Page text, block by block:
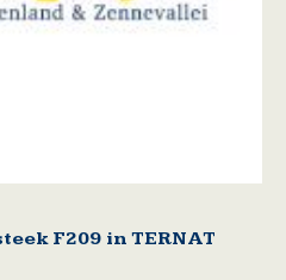
F209 in TERNAT